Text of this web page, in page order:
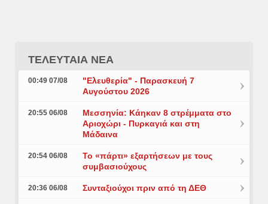
ΤΕΛΕΥΤΑΙΑ ΝΕΑ
00:49 07/08
"Ελευθερία" - Παρασκευή 7
Αυγούστου 2026
20:55 06/08
Μεσσηνία: Κάηκαν 8 στρέμματα στο
Αριοχώρι - Πυρκαγιά και στη
Μάδαινα
20:54 06/08
Το «πάρτι» εξαρτήσεων με τους
συμβασιούχους
20:36 06/08 Συνταξιούχοι πριν από τη ΔΕΘ